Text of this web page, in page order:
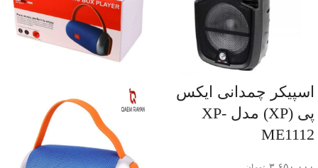
اسپیکر چمدانی ایکس
پی (XP) مدل XP-
ME1112